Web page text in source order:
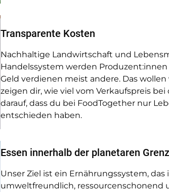
Transparente Kosten
Nachhaltige Landwirtschaft und
Handelssystem werden
Geld verdienen meist andere. Das
zeigen dir, wie viel vom Verkaufspreis
darauf, dass du bei FoodTogether nur
entschieden haben.
Essen innerhalb der planetaren
Unser Ziel ist ein Ernährungssystem,
umweltfreundlich,